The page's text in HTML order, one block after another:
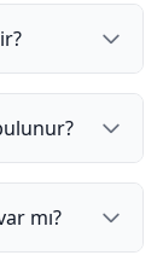
mı?